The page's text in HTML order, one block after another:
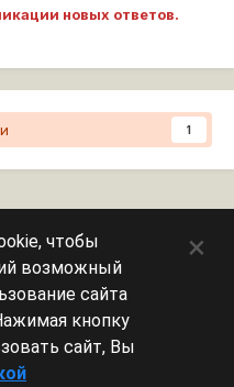
новых ответов.
1
чтобы
возможный
сайта
кнопку
сайт, Вы
×